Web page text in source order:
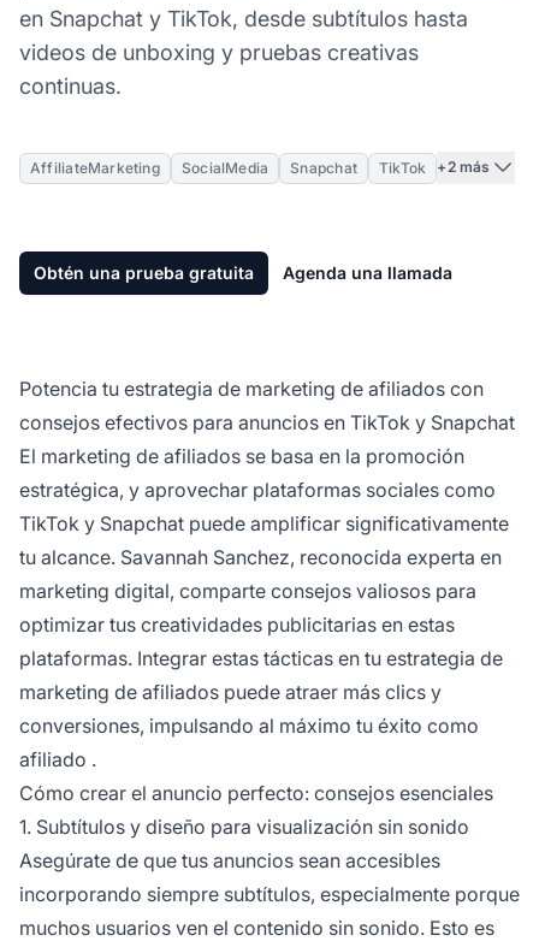
en Snapchat y TikTok, desde subtítulos hasta
videos de unboxing y pruebas creativas
continuas.
AffiliateMarketing SocialMedia Snapchat TikTok +2 más
Obtén una prueba gratuita Agenda una llamada
Potencia tu estrategia de marketing de afiliados con
consejos efectivos para anuncios en TikTok y Snapchat
El marketing de afiliados se basa en la promoción
estratégica, y aprovechar plataformas sociales como
TikTok y Snapchat puede amplificar significativamente
tu alcance. Savannah Sanchez, reconocida experta en
marketing digital, comparte consejos valiosos para
optimizar tus creatividades publicitarias en estas
plataformas. Integrar estas tácticas en tu estrategia de
marketing de afiliados puede atraer más clics y
conversiones, impulsando al máximo tu éxito como
afiliado .
Cómo crear el anuncio perfecto: consejos esenciales
1. Subtítulos y diseño para visualización sin sonido
Asegúrate de que tus anuncios sean accesibles
incorporando siempre subtítulos, especialmente porque
muchos usuarios ven el contenido sin sonido. Esto es